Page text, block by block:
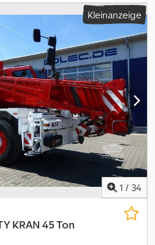
Kleinanzeige
1 / 34
KRAN 45 Ton